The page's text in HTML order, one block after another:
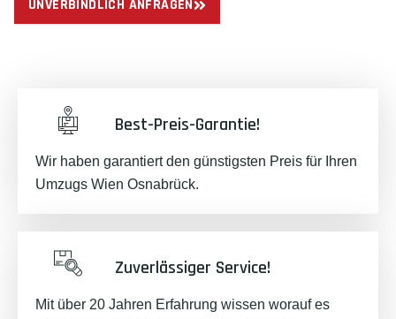
UNVERBINDLICH ANFRAGEN
Best-Preis-Garantie!
Wir haben garantiert den günstigsten Preis für Ihren
Umzugs Wien Osnabrück.
Zuverlässiger Service!
Mit über 20 Jahren Erfahrung wissen worauf es